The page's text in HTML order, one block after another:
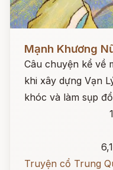
Mạnh Khương
Câu chuyện kể về
khi xây dựng Vạn
khóc và làm sụp
Truyện cổ Trung